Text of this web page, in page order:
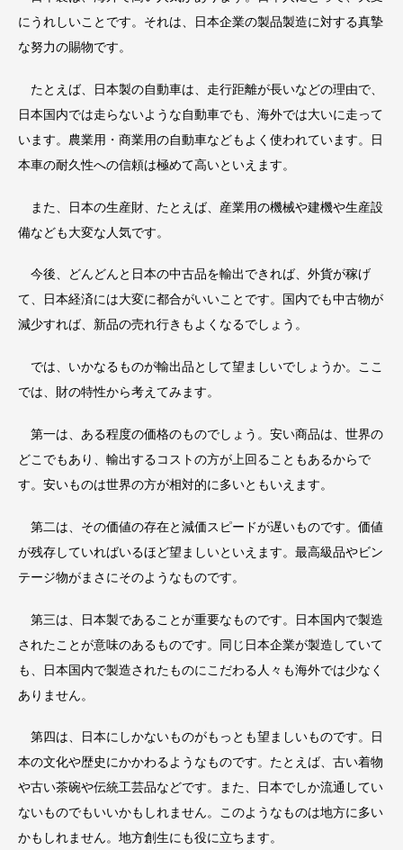
にうれしいことです。それは、日本企業の製品製造に対する真摯
な努力の賜物です。
たとえば、日本製の自動車は、走行距離が長いなどの理由で、
日本国内では走らないような自動車でも、海外では大いに走って
います。農業用・商業用の自動車などもよく使われています。日
本車の耐久性への信頼は極めて高いといえます。
また、日本の生産財、たとえば、産業用の機械や建機や生産設
備なども大変な人気です。
今後、どんどんと日本の中古品を輸出できれば、外貨が稼げ
て、日本経済には大変に都合がいいことです。国内でも中古物が
減少すれば、新品の売れ行きもよくなるでしょう。
では、いかなるものが輸出品として望ましいでしょうか。ここ
では、財の特性から考えてみます。
第一は、ある程度の価格のものでしょう。安い商品は、世界の
どこでもあり、輸出するコストの方が上回ることもあるからで
す。安いものは世界の方が相対的に多いともいえます。
第二は、その価値の存在と減価スピードが遅いものです。価値
が残存していればいるほど望ましいといえます。最高級品やビン
テージ物がまさにそのようなものです。
第三は、日本製であることが重要なものです。日本国内で製造
されたことが意味のあるものです。同じ日本企業が製造していて
も、日本国内で製造されたものにこだわる人々も海外では少なく
ありません。
第四は、日本にしかないものがもっとも望ましいものです。日
本の文化や歴史にかかわるようなものです。たとえば、古い着物
や古い茶碗や伝統工芸品などです。また、日本でしか流通してい
ないものでもいいかもしれません。このようなものは地方に多い
かもしれません。地方創生にも役に立ちます。